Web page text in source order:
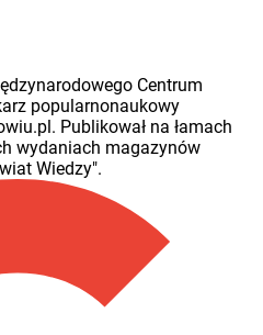
Centrum
popularnonaukowy
Publikował na łamach
wydaniach magazynów
Wiedzy".